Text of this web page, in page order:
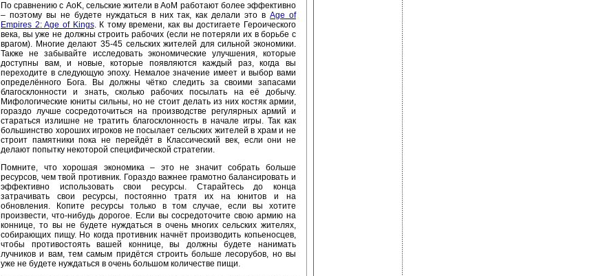
По сравнению с AoK, сельские жители в AoM работают более эффективно
– поэтому вы не будете нуждаться в них так, как делали это вAge of
Empires 2: Age of Kings. К тому времени, как вы достигаете Героического
века, вы уже не должны строить рабочих (если не потеряли их в борьбе с
врагом). Многие делают 35-45 сельских жителей для сильной экономики.
Также не забывайте исследовать экономические улучшения, которые
доступны вам, и новые, которые появляются каждый раз, когда вы
переходите в следующую эпоху. Немалое значение имеет и выбор вами
определённого Бога. Вы должны чётко следить за своими запасами
благосклонности и знать, сколько рабочих посылать на её добычу.
Мифологические юниты сильны, но не стоит делать из них костяк армии,
гораздо лучше сосредоточиться на производстве регулярных армий и
стараться излишне не тратить благосклонность в начале игры. Так как
большинство хороших игроков не посылает сельских жителей в храм и не
строит памятники пока не перейдёт в Классический век, если они не
делают попытку некоторой специфической стратегии.
Помните, что хорошая экономика – это не значит собрать больше
ресурсов, чем твой противник. Гораздо важнее грамотно балансировать и
эффективно использовать свои ресурсы. Старайтесь до конца
затрачивать свои ресурсы, постоянно тратя их на юнитов и на
обновления. Копите ресурсы только в том случае, если вы хотите
произвести, что-нибудь дорогое. Если вы сосредоточите свою армию на
коннице, то вы не будете нуждаться в очень многих сельских жителях,
собирающих пищу. Но когда противник начнёт производить копьеносцев,
чтобы противостоять вашей коннице, вы должны будете нанимать
лучников и вам, тем самым придётся строить больше лесорубов, но вы
уже не будете нуждаться в очень большом количестве пищи.